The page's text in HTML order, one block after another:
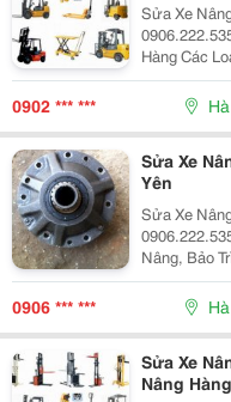
Sửa Xe
0906.222.535 A. Nguyên 1.
Hàng Các
Nâng Tay
Sửa Xe
0902 *** ***
Sửa Xe
Yên
Sửa Xe
0906.222.535 - Chuyên Sửa Xe Nâng, Bảo
Nâng, Bảo
Tcm,
Hangcha,
0906 *** ***
Sửa Xe
Nâng Hàng